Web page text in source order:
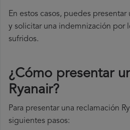
En estos casos, puedes presentar
y solicitar una indemnización por
sufridos.
¿Cómo presentar
Ryanair?
Para presentar una reclamación
siguientes pasos: